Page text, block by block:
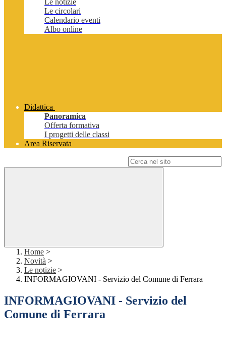
Le notizie
Le circolari
Calendario eventi
Albo online
Didattica
Panoramica
Offerta formativa
I progetti delle classi
Area Riservata
Home >
Novità >
Le notizie >
INFORMAGIOVANI - Servizio del Comune di Ferrara
INFORMAGIOVANI - Servizio del
Comune di Ferrara